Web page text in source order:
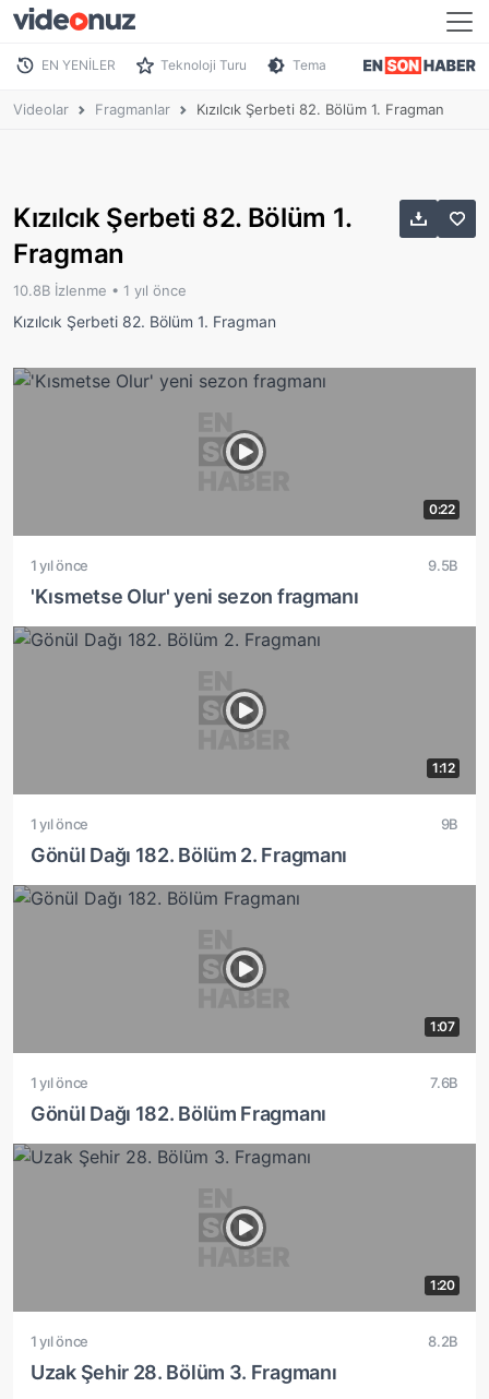
EN YENİLER Teknoloji Turu Tema
Videolar Fragmanlar Kızılcık Şerbeti 82. Bölüm 1. Fragman
Kızılcık Şerbeti 82. Bölüm 1.
Fragman
10.8B İzlenme • 1 yıl önce
Kızılcık Şerbeti 82. Bölüm 1. Fragman
0:22
1 yıl önce 9.5B
'Kısmetse Olur' yeni sezon fragmanı
1:12
1 yıl önce 9B
Gönül Dağı 182. Bölüm 2. Fragmanı
1:07
1 yıl önce 7.6B
Gönül Dağı 182. Bölüm Fragmanı
1:20
1 yıl önce 8.2B
Uzak Şehir 28. Bölüm 3. Fragmanı